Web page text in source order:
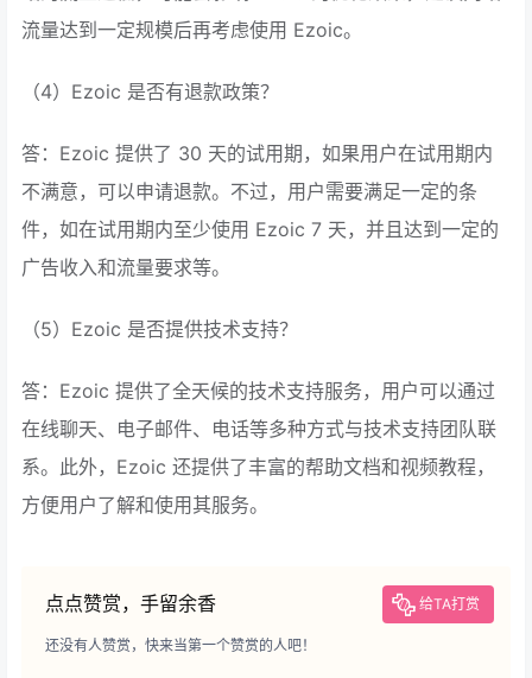
流量达到一定规模后再考虑使用 Ezoic。
（4）Ezoic 是否有退款政策？
答：Ezoic 提供了 30 天的试用期，如果用户在试用期内
不满意，可以申请退款。不过，用户需要满足一定的条
件，如在试用期内至少使用 Ezoic 7 天，并且达到一定的
广告收入和流量要求等。
（5）Ezoic 是否提供技术支持？
答：Ezoic 提供了全天候的技术支持服务，用户可以通过
在线聊天、电子邮件、电话等多种方式与技术支持团队联
系。此外，Ezoic 还提供了丰富的帮助文档和视频教程，
方便用户了解和使用其服务。
点点赞赏，手留余香 给TA打赏
还没有人赞赏，快来当第一个赞赏的人吧！